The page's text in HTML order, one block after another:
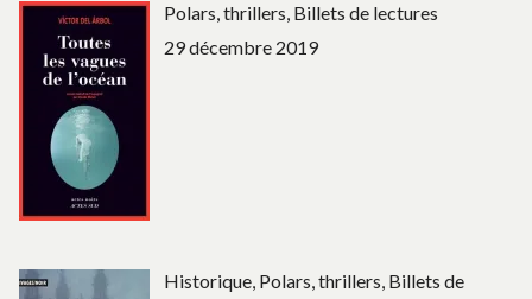
Polars, thrillers, Billets de lectures
29 décembre 2019
Historique, Polars, thrillers, Billets de